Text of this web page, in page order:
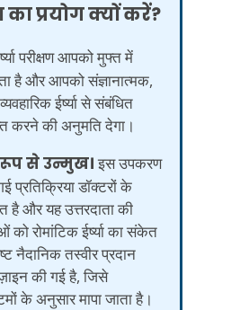
का प्रयोग क्यों करें?
परीक्षण आपको मुफ्त में
है और आपको संज्ञानात्मक,
ईर्ष्या से संबंधित
करने की अनुमति देगा।
से उन्मुख।इस उपकरण
प्रतिक्रिया डॉक्टरों के
है और यह उत्तरदाता की
को रोमांटिक ईर्ष्या का संकेत
नैदानिक तस्वीर प्रदान
की गई है, जिसे
के अनुसार मापा जाता है।